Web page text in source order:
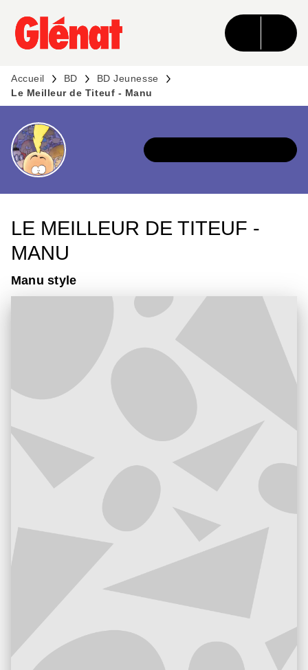
MENU RECHERCHE CONTENU
PIED DE PAGE
Accueil BD
BD Jeunesse
Le Meilleur de Titeuf - Manu
LE MEILLEUR DE TITEUF -
MANU
Manu style